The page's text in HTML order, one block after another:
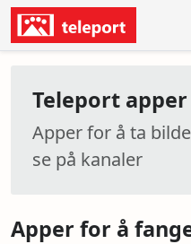
Teleport apper
Apper for å ta
se på kanaler
Apper for å